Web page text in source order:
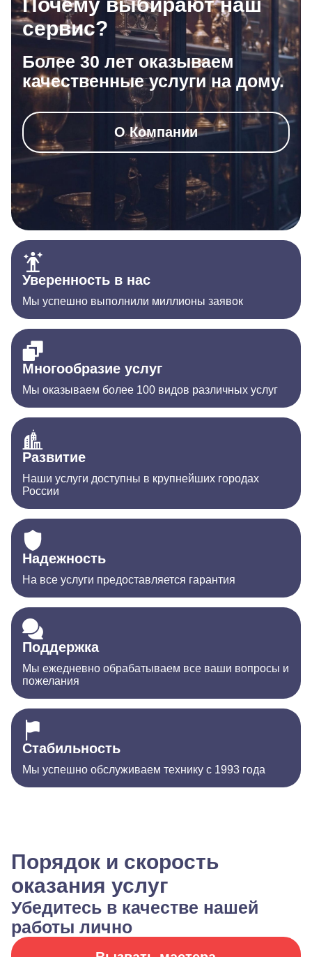
сервис?
Более 30 лет оказываем
качественные услуги на дому.
О Компании
Уверенность в нас
Мы успешно выполнили миллионы заявок
Многообразие услуг
Мы оказываем более 100 видов различных услуг
Развитие
Наши услуги доступны в крупнейших городах
России
Надежность
На все услуги предоставляется гарантия
Поддержка
Мы ежедневно обрабатываем все ваши вопросы и
пожелания
Стабильность
Мы успешно обслуживаем технику с 1993 года
Порядок и скорость
оказания услуг
Убедитесь в качестве нашей
работы лично